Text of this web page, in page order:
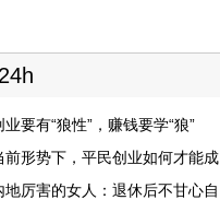
业要有“狼性”，赚钱要学“狼”
前形势下，平民创业如何才能成
建议
地厉害的女人：退休后不甘心自